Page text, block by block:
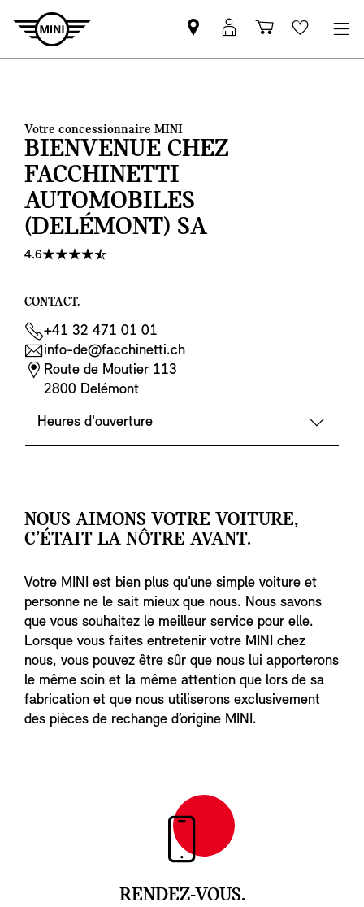
Trouver
un
MyMini
login
PanierWishlist
Votre concessionnaire MINI
BIENVENUE CHEZ
FACCHINETTI
AUTOMOBILES
(DELÉMONT) SA
4.6
CONTACT.
+41 32 471 01 01
info-de@facchinetti.ch
Route de Moutier 113
2800 Delémont
Heures d'ouverture
NOUS AIMONS VOTRE VOITURE,
C’ÉTAIT LA NÔTRE AVANT.
Votre MINI est bien plus qu’une simple voiture et
personne ne le sait mieux que nous. Nous savons
que vous souhaitez le meilleur service pour elle.
Lorsque vous faites entretenir votre MINI chez
nous, vous pouvez être sûr que nous lui apporterons
le même soin et la même attention que lors de sa
fabrication et que nous utiliserons exclusivement
des pièces de rechange d’origine MINI.
RENDEZ-VOUS.